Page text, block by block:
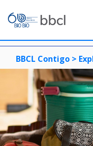
BBCL Contigo >